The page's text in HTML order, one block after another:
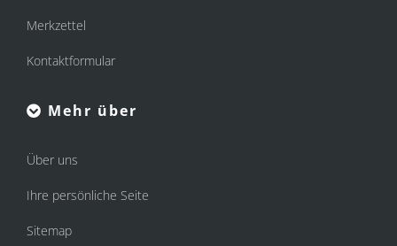
Merkzettel
Kontaktformular
Mehr über
Über uns
Ihre persönliche Seite
Sitemap